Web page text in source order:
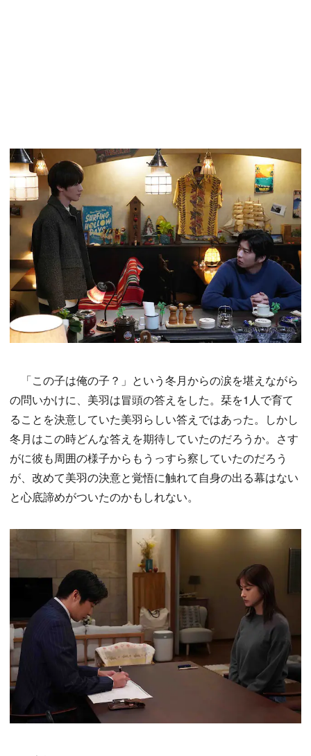
「この子は俺の子？」という冬月からの涙を堪えながら
の問いかけに、美羽は冒頭の答えをした。栞を1人で育て
ることを決意していた美羽らしい答えではあった。しかし
冬月はこの時どんな答えを期待していたのだろうか。さす
がに彼も周囲の様子からもうっすら察していたのだろう
が、改めて美羽の決意と覚悟に触れて自身の出る幕はない
と心底諦めがついたのかもしれない。